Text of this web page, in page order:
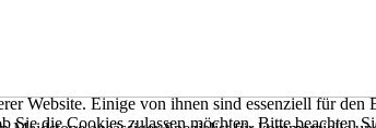
Website. Einige von ihnen sind essenziell für
Sie die Cookies zulassen möchten. Bitte